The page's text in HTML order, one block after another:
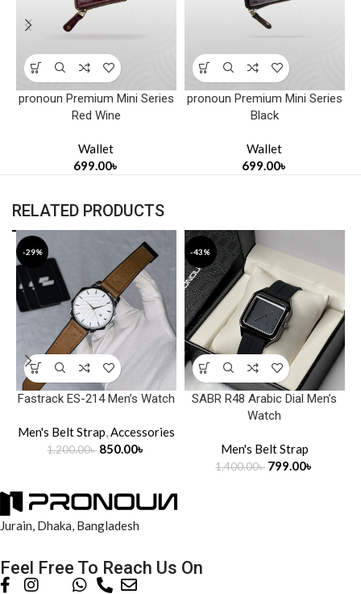
pronoun Premium Mini Series
Red Wine
Wallet
699.00৳
pronoun Premium Mini Series
Black
Wallet
699.00৳
RELATED PRODUCTS
-29%
Fastrack ES-214 Men’s Watch
Men's Belt Strap,Accessories
1,200.00৳ 850.00৳
-43%
SABR R48 Arabic Dial Men’s
Watch
Men's Belt Strap
1,400.00৳ 799.00৳
Jurain, Dhaka, Bangladesh
Feel Free To Reach Us On